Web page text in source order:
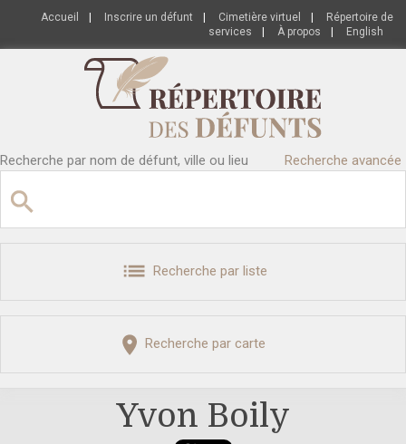
Accueil Inscrire un défunt Cimetière virtuel
Répertoire de
services
À propos English
Recherche par nom de défunt, ville ou lieu Recherche avancée
Recherche par liste
Recherche par carte
Yvon Boily